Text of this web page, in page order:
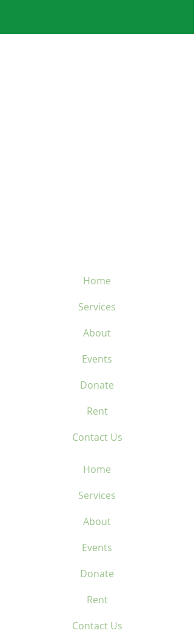
Home
Services
About
Events
Donate
Rent
Contact Us
Home
Services
About
Events
Donate
Rent
Contact Us